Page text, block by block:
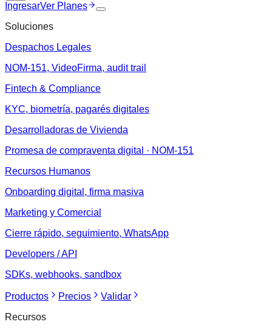
IngresarVer Planes
Soluciones
Despachos Legales
NOM-151, VideoFirma, audit trail
Fintech & Compliance
KYC, biometría, pagarés digitales
Desarrolladoras de Vivienda
Promesa de compraventa digital · NOM-151
Recursos Humanos
Onboarding digital, firma masiva
Marketing y Comercial
Cierre rápido, seguimiento, WhatsApp
Developers / API
SDKs, webhooks, sandbox
Productos Precios
Validar
Recursos